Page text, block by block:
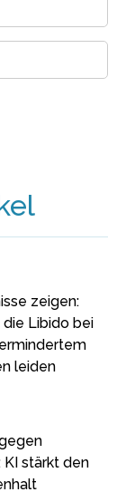
zeigen:
Libido bei
leiden
stärkt den